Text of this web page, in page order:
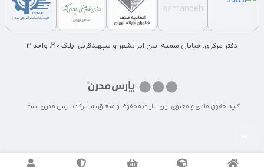
دفتر مرکزی: خیابان سمیه، بین ایرانشهر و سپهبدقرنی، پلاک 210، واحد 3
کلیه حقوق مادی و معنوی این سایت محفوظ و متعلق به شرکت پارس مدرن است.